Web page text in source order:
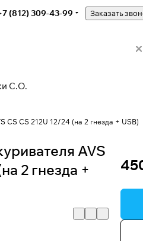
(812) 309-43-99 Заказать
С.О.
CS CS 212U 12/24 (на 2 гнезда + USB)
AVS
2 гнезда +